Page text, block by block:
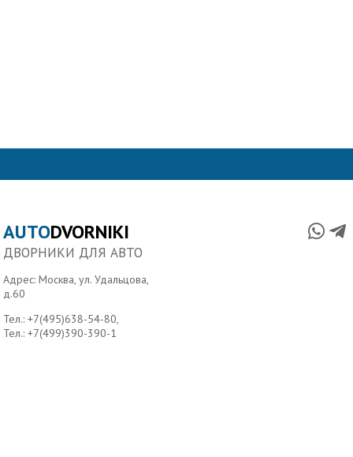
AUTODVORNIKI
ДВОРНИКИ ДЛЯ АВТО
Адрес: Москва, ул. Удальцова,
д.60
Тел.:+7(495)638-54-80
Тел.:+7(499)390-390-1